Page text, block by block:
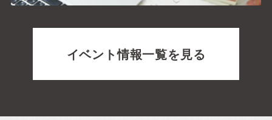
イベント情報一覧を見る